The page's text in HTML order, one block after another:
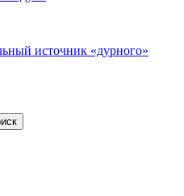
источник «дурного»